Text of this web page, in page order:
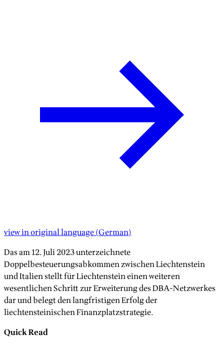
view in original language(German)
Das am 12. Juli 2023 unterzeichnete
Doppelbesteuerungsabkommen zwischen Liechtenstein
und Italien stellt für Liechtenstein einen weiteren
wesentlichen Schritt zur Erweiterung des DBA-Netzwerkes
dar und belegt den langfristigen Erfolg der
liechtensteinischen Finanzplatzstrategie.
Quick Read